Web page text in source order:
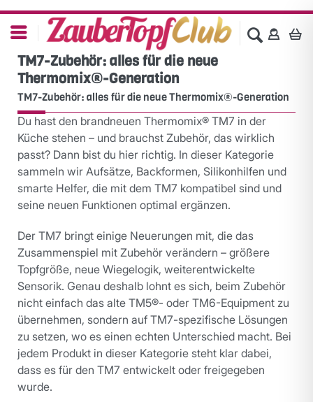
TM7-Zubehör: alles für die neue
Thermomix®-Generation
TM7-Zubehör: alles für die neue Thermomix®-Generation
Du hast den brandneuen Thermomix® TM7 in der
Küche stehen – und brauchst Zubehör, das wirklich
passt? Dann bist du hier richtig. In dieser Kategorie
sammeln wir Aufsätze, Backformen, Silikonhilfen und
smarte Helfer, die mit dem TM7 kompatibel sind und
seine neuen Funktionen optimal ergänzen.
Der TM7 bringt einige Neuerungen mit, die das
Zusammenspiel mit Zubehör verändern – größere
Topfgröße, neue Wiegelogik, weiterentwickelte
Sensorik. Genau deshalb lohnt es sich, beim Zubehör
nicht einfach das alte TM5®- oder TM6-Equipment zu
übernehmen, sondern auf TM7-spezifische Lösungen
zu setzen, wo es einen echten Unterschied macht. Bei
jedem Produkt in dieser Kategorie steht klar dabei,
dass es für den TM7 entwickelt oder freigegeben
wurde.